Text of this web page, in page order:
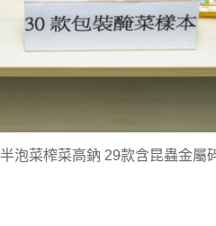
泡菜榨菜高鈉 29款含昆蟲金屬